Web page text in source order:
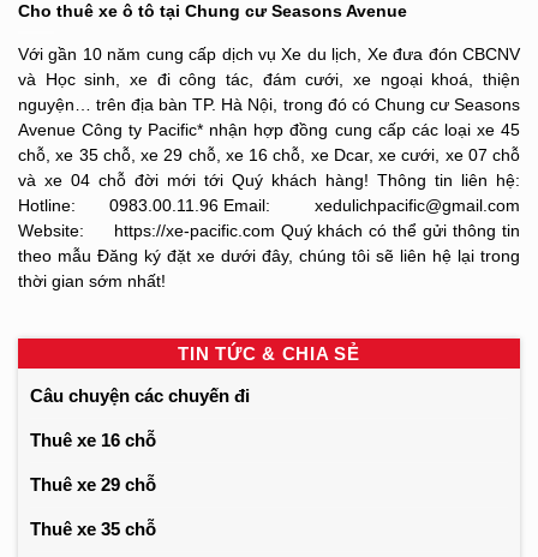
Cho thuê xe ô tô tại Chung cư Seasons Avenue
Với gần 10 năm cung cấp dịch vụ Xe du lịch, Xe đưa đón CBCNV
và Học sinh, xe đi công tác, đám cưới, xe ngoại khoá, thiện
nguyện… trên địa bàn TP. Hà Nội, trong đó có Chung cư Seasons
Avenue Công ty Pacific* nhận hợp đồng cung cấp các loại xe 45
chỗ, xe 35 chỗ, xe 29 chỗ, xe 16 chỗ, xe Dcar, xe cưới, xe 07 chỗ
và xe 04 chỗ đời mới tới Quý khách hàng! Thông tin liên hệ:
Hotline: 0983.00.11.96 Email: xedulichpacific@gmail.com
Website: https://xe-pacific.com Quý khách có thể gửi thông tin
theo mẫu Đăng ký đặt xe dưới đây, chúng tôi sẽ liên hệ lại trong
thời gian sớm nhất!
TIN TỨC & CHIA SẺ
Câu chuyện các chuyến đi
Thuê xe 16 chỗ
Thuê xe 29 chỗ
Thuê xe 35 chỗ